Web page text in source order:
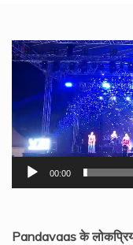
Video
Player
00:00
Pandavaas के लोकप्रिय